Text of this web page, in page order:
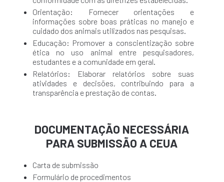
Orientação: Fornecer orientações e
informações sobre boas práticas no manejo e
cuidado dos animais utilizados nas pesquisas.
Educação: Promover a conscientização sobre
ética no uso animal entre pesquisadores,
estudantes e a comunidade em geral.
Relatórios: Elaborar relatórios sobre suas
atividades e decisões, contribuindo para a
transparência e prestação de contas.
DOCUMENTAÇÃO NECESSÁRIA
PARA SUBMISSÃO A CEUA
Carta de submissão
Formulário de procedimentos